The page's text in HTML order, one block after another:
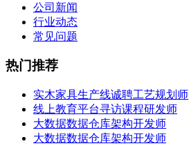
公司新闻
行业动态
常见问题
热门推荐
实木家具生产线诚聘工艺规划师
线上教育平台寻访课程研发师
大数据数据仓库架构开发师
大数据数据仓库架构开发师